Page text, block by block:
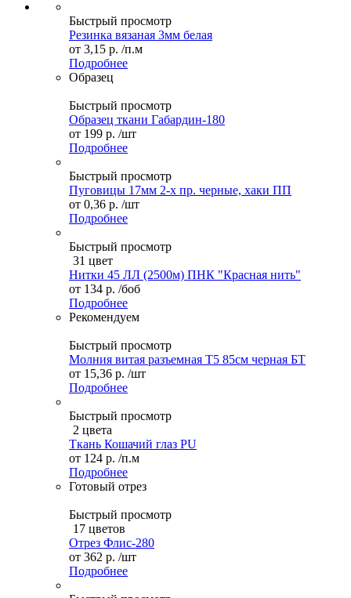
Быстрый просмотр
Резинка вязаная 3мм белая
от 3,15 р. /п.м
Подробнее
Образец
Быстрый просмотр
Образец ткани Габардин-180
от 199 р. /шт
Подробнее
Быстрый просмотр
Пуговицы 17мм 2-х пр. черные, хаки ПП
от 0,36 р. /шт
Подробнее
Быстрый просмотр
31 цвет
Нитки 45 ЛЛ (2500м) ПНК "Красная нить"
от 134 р. /боб
Подробнее
Рекомендуем
Быстрый просмотр
Молния витая разъемная Т5 85см черная БТ
от 15,36 р. /шт
Подробнее
Быстрый просмотр
2 цвета
Ткань Кошачий глаз PU
от 124 р. /п.м
Подробнее
Готовый отрез
Быстрый просмотр
17 цветов
Отрез Флис-280
от 362 р. /шт
Подробнее